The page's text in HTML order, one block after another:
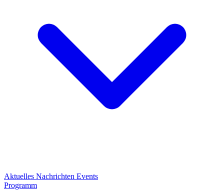
Aktuelles Nachrichten Events
Programm